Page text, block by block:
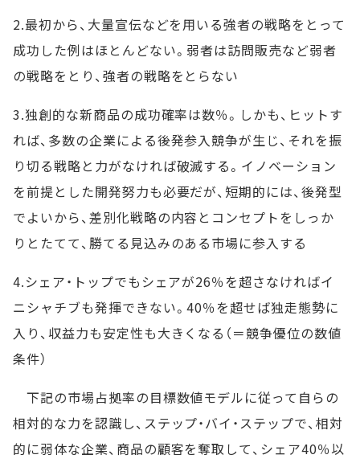
2.最初から、大量宣伝などを用いる強者の戦略をとって
成功した例はほとんどない。弱者は訪問販売など弱者
の戦略をとり、強者の戦略をとらない
3.独創的な新商品の成功確率は数％。しかも、ヒットす
れば、多数の企業による後発参入競争が生じ、それを振
り切る戦略と力がなければ破滅する。イノベーション
を前提とした開発努力も必要だが、短期的には、後発型
でよいから、差別化戦略の内容とコンセプトをしっか
りとたてて、勝てる見込みのある市場に参入する
4.シェア・トップでもシェアが26％を超さなければイ
ニシャチブも発揮できない。40％を超せば独走態勢に
入り、収益力も安定性も大きくなる（＝競争優位の数値
条件）
下記の市場占拠率の目標数値モデルに従って自らの
相対的な力を認識し、ステップ・バイ・ステップで、相対
的に弱体な企業、商品の顧客を奪取して、シェア40％以